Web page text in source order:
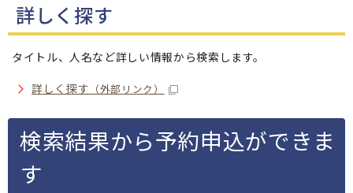
詳しく探す
タイトル、人名など詳しい情報から検索します。
詳しく探す （外部リンク）
検索結果から予約申込ができま
す